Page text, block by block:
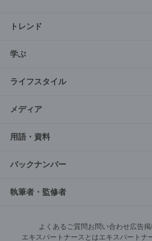
トレンド
学ぶ
ライフスタイル
メディア
用語・資料
バックナンバー
執筆者・監修者
よくあるご質問お問い合わせ広告
エキスパートナースとはエキスパートナ